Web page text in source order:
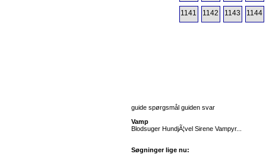
1141 1142 1143 1144
guide spørgsmål guiden svar
Vamp
Blodsuger HundjÃ¦vel Sirene Vampyr...
Søgninger lige nu: